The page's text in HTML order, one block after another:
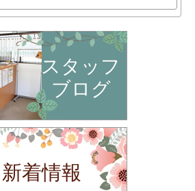
スタッフ
ブログ
新着情報